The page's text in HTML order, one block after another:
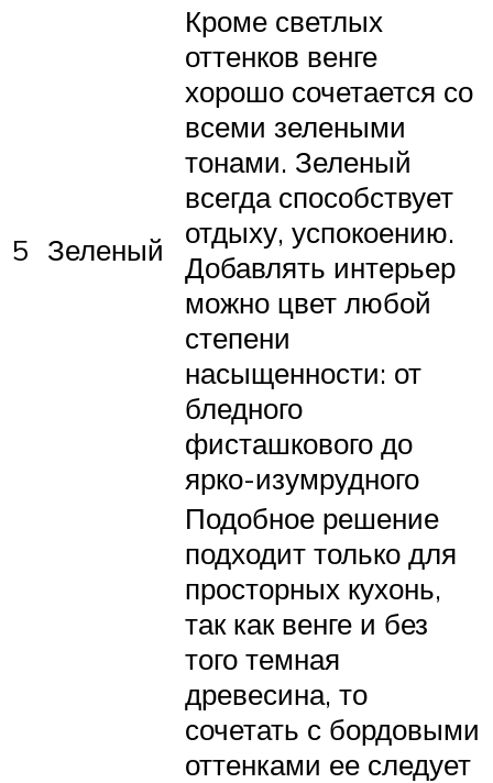
5 Зеленый
Кроме светлых
оттенков венге
хорошо сочетается со
всеми зелеными
тонами. Зеленый
всегда способствует
отдыху, успокоению.
Добавлять интерьер
можно цвет любой
степени
насыщенности: от
бледного
фисташкового до
ярко-изумрудного
Подобное решение
подходит только для
просторных кухонь,
так как венге и без
того темная
древесина, то
сочетать с бордовыми
оттенками ее следует